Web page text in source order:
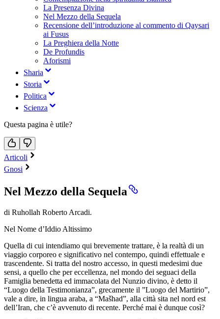
La Presenza Divina
Nel Mezzo della Sequela
Recensione dell’introduzione al commento di Qaysari
ai Fusus
La Preghiera della Notte
De Profundis
Aforismi
Sharia
Storia
Politica
Scienza
Questa pagina è utile?
Articoli
Gnosi
Nel Mezzo della Sequela
di Ruhollah Roberto Arcadi.
Nel Nome d’Iddio Altissimo
Quella di cui intendiamo qui brevemente trattare, è la realtà di un
viaggio corporeo e significativo nel contempo, quindi effettuale e
trascendente. Si tratta del nostro accesso, in questi medesimi due
sensi, a quello che per eccellenza, nel mondo dei seguaci della
Famiglia benedetta ed immacolata del Nunzio divino, è detto il
“Luogo della Testimonianza”, grecamente il ”Luogo del Martirio”,
vale a dire, in lingua araba, a “Mašhad”, alla città sita nel nord est
dell’Iran, che c’è avvenuto di recente. Perché mai è dunque così?